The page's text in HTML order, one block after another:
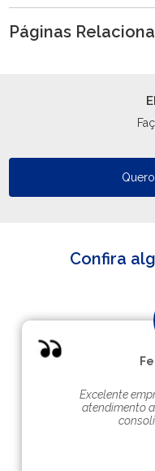
Páginas
Confira
Excelente
atendimento